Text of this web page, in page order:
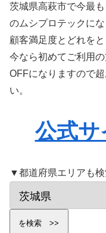
茨城県高萩市で今最
のムシプロテックに
顧客満足度とどれを
今なら初めてご利用
OFFになりますので
い。
公式サ
▼都道府県エリアも